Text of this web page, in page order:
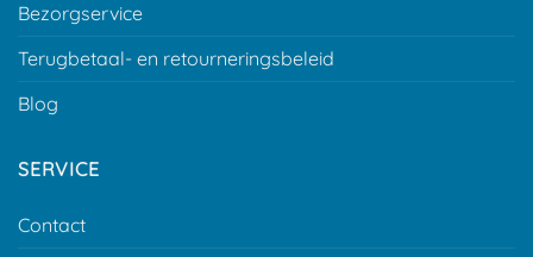
Bezorgservice
Terugbetaal- en retourneringsbeleid
Blog
SERVICE
Contact